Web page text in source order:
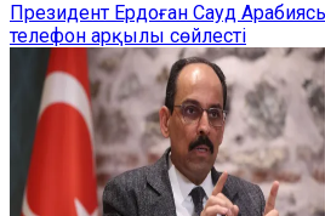
Президент Ердоған Сауд
телефон арқылы сөйлесті